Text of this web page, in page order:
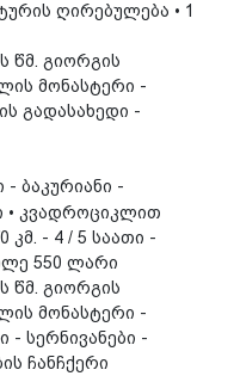
ღირებულება • 1
წმ. გიორგის
მონასტერი -
გადასახედი -
ბაკურიანი -
• კვადროციკლით
- 4 / 5 საათი -
550 ლარი
წმ. გიორგის
მონასტერი -
- სერნივანები -
ჩანჩქერი